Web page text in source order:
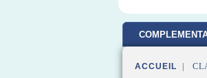
ACCUEIL |